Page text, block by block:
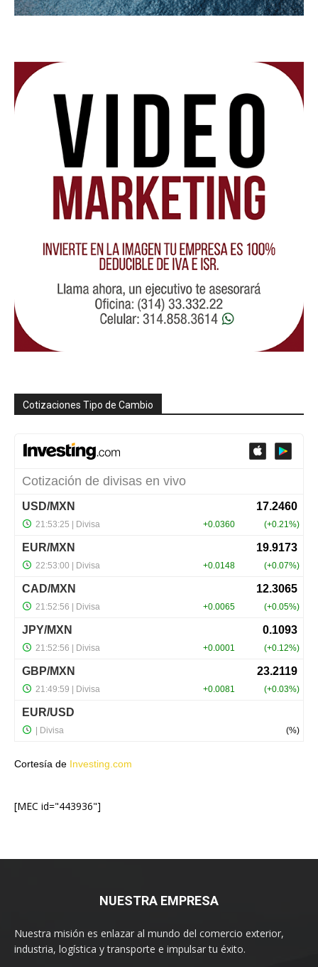
Cotizaciones Tipo de Cambio
Cortesía de Investing.com
[MEC id="443936"]
NUESTRA EMPRESA
Nuestra misión es enlazar al mundo del comercio exterior,
industria, logística y transporte e impulsar tu éxito.